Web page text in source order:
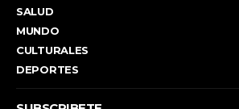
SALUD
MUNDO
CULTURALES
DEPORTES